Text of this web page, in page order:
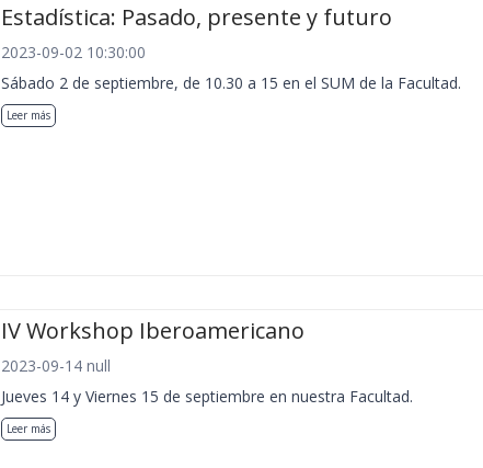
Estadística: Pasado, presente y futuro
2023-09-02 10:30:00
Sábado 2 de septiembre, de 10.30 a 15 en el SUM de la Facultad.
Leer más
IV Workshop Iberoamericano
2023-09-14 null
Jueves 14 y Viernes 15 de septiembre en nuestra Facultad.
Leer más